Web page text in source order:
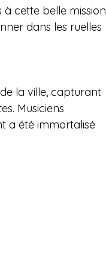
à cette belle
dans les ruelles
la ville, capturant
Musiciens
a été immortalisé